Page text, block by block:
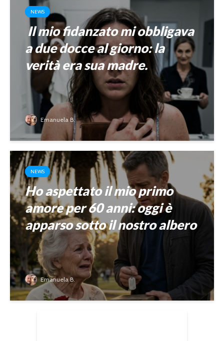
NEWS
Il mio fidanzato mi obbligava
a due docce al giorno: la
verità era sua madre.
Emanuela B.
NEWS
Ho aspettato il mio primo
amore per 60 anni: oggi è
apparso sotto il nostro albero
Emanuela B.